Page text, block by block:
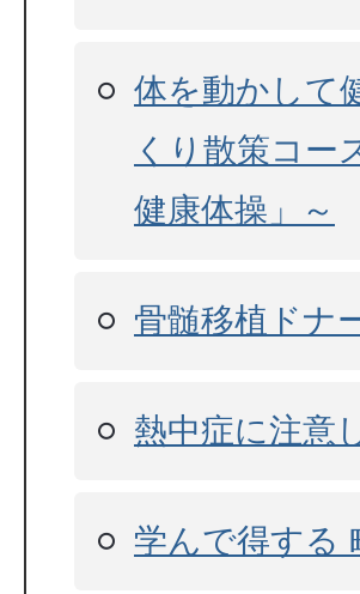
体を動かして
くり散策コー
健康体操」～
骨髄移植ドナ
熱中症に注意
学んで得する